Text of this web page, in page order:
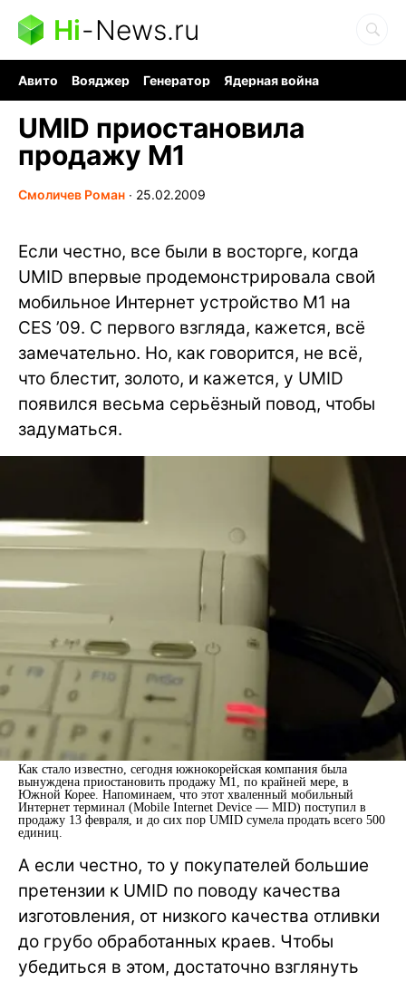
Hi-News.ru
Авито Вояджер Генератор
Ядерная война
UMID приостановила
продажу M1
Смоличев Роман ∙ 25.02.2009
Если честно, все были в восторге, когда
UMID впервые продемонстрировала свой
мобильное Интернет устройство M1 на
CES ’09. С первого взгляда, кажется, всё
замечательно. Но, как говорится, не всё,
что блестит, золото, и кажется, у UMID
появился весьма серьёзный повод, чтобы
задуматься.
Как стало известно, сегодня южнокорейская компания была
вынуждена приостановить продажу M1, по крайней мере, в
Южной Корее. Напоминаем, что этот хваленный мобильный
Интернет терминал (Mobile Internet Device — MID) поступил в
продажу 13 февраля, и до сих пор UMID сумела продать всего 500
единиц.
А если честно, то у покупателей большие
претензии к UMID по поводу качества
изготовления, от низкого качества отливки
до грубо обработанных краев. Чтобы
убедиться в этом, достаточно взглянуть